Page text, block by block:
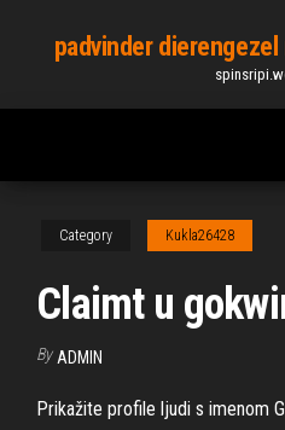
content
padvinder
Category Kukla26428
Claimt u
By ADMIN
Prikažite profile ljudi s imenom